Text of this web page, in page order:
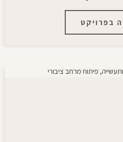
בפרויקט
, פיתוח מרחב ציבורי